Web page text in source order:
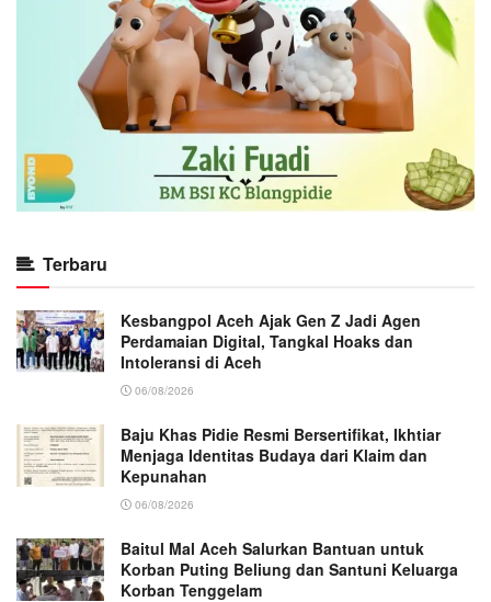
Terbaru
Kesbangpol Aceh Ajak Gen Z Jadi Agen
Perdamaian Digital, Tangkal Hoaks dan
Intoleransi di Aceh
06/08/2026
Baju Khas Pidie Resmi Bersertifikat, Ikhtiar
Menjaga Identitas Budaya dari Klaim dan
Kepunahan
06/08/2026
Baitul Mal Aceh Salurkan Bantuan untuk
Korban Puting Beliung dan Santuni Keluarga
Korban Tenggelam